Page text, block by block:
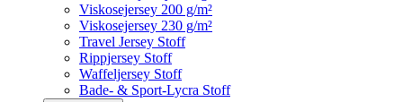
Viskosejersey 200 g/m²
Viskosejersey 230 g/m²
Travel Jersey Stoff
Rippjersey Stoff
Waffeljersey Stoff
Bade- & Sport-Lycra Stoff